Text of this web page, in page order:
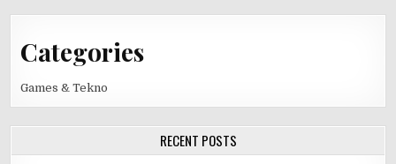
Categories
Games & Tekno
RECENT POSTS